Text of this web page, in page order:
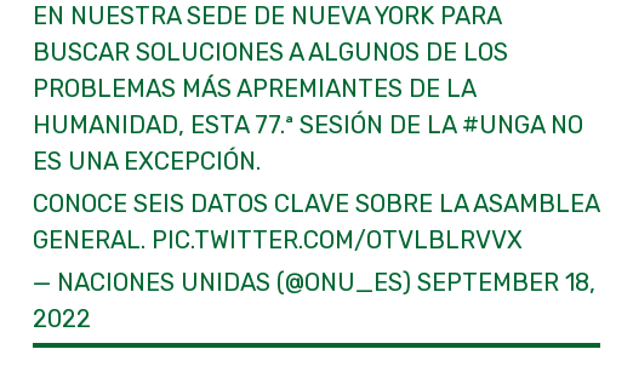
EN NUESTRA SEDE DE NUEVA YORK PARA
BUSCAR SOLUCIONES A ALGUNOS DE LOS
PROBLEMAS MÁS APREMIANTES DE LA
HUMANIDAD, ESTA 77.ª SESIÓN DE LA #UNGANO
ES UNA EXCEPCIÓN.
CONOCE SEIS DATOS CLAVE SOBRE LA ASAMBLEA
GENERAL. PIC.TWITTER.COM/OTVLBLRVVX
— NACIONES UNIDAS (@ONU_ES) SEPTEMBER 18,
2022